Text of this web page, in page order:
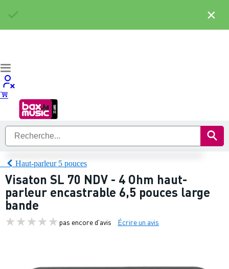
Haut-parleur 5 pouces
Visaton SL 70 NDV - 4 Ohm haut-
parleur encastrable 6,5 pouces large
bande
pas encore d'avis Écrire un avis
×